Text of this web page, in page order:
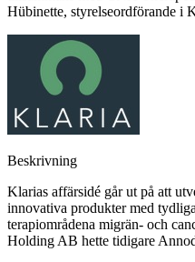
Hübinette, styrelseordförande i
Beskrivning
Klarias affärsidé går ut på att
innovativa produkter med
terapiområdena migrän- och
Holding AB hette tidigare